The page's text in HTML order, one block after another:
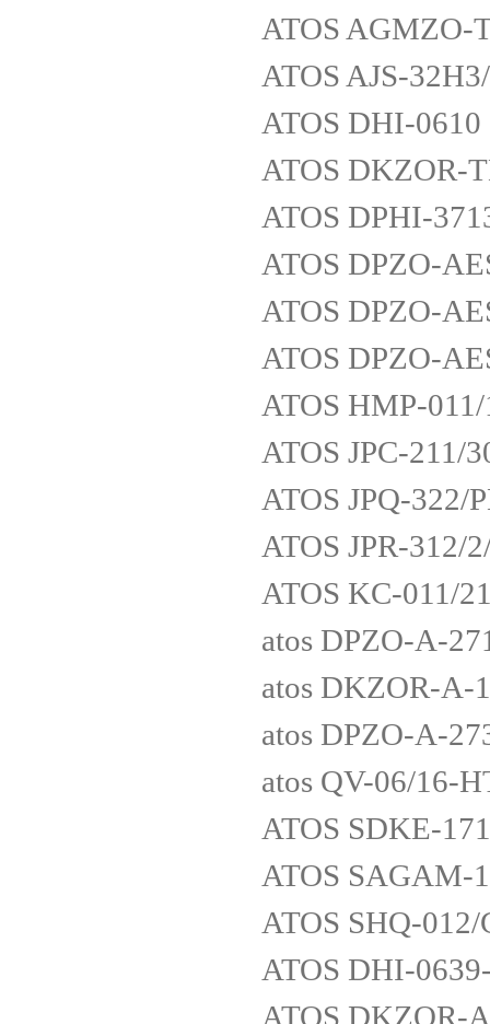
ATOS AGMZO-
ATOS AJS-
ATOS DHI-0610
ATOS DKZOR-
ATOS DPHI-
ATOS DPZO-
ATOS DPZO-
ATOS DPZO-
ATOS HMP-
ATOS JPC-211/
ATOS JPQ-322/
ATOS JPR-312/
ATOS KC-011/
atos DPZO-A-
atos DKZOR-A-
atos DPZO-A-
atos QV-06/16-
ATOS SDKE-
ATOS SAGAM-
ATOS SHQ-012/
ATOS DHI-
ATOS DKZOR-